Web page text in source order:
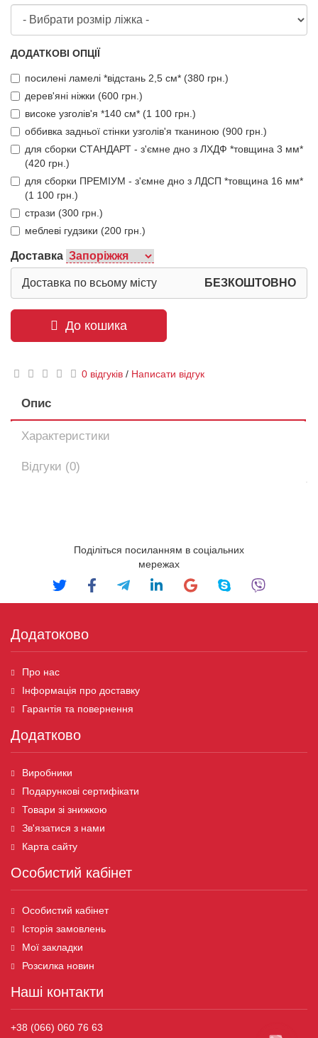
ДОДАТКОВІ ОПЦІЇ
посилені ламелі *відстань 2,5 см* (380 грн.)
дерев'яні ніжки (600 грн.)
високе узголів'я *140 см* (1 100 грн.)
оббивка задньої стінки узголів'я тканиною (900 грн.)
для сборки СТАНДАРТ - з'ємне дно з ЛХДФ *товщина 3 мм*
(420 грн.)
для сборки ПРЕМІУМ - з'ємне дно з ЛДСП *товщина 16 мм*
(1 100 грн.)
стрази (300 грн.)
меблеві гудзики (200 грн.)
Доставка
Доставка по всьому місту БЕЗКОШТОВНО
До кошика
0 відгуків / Написати відгук
Опис
Характеристики
Відгуки (0)
Поділіться посиланням в соціальних
мережах
Додатоково
Про нас
Інформація про доставку
Гарантія та повернення
Додатково
Виробники
Подарункові сертифікати
Товари зі знижкою
Зв'язатися з нами
Карта сайту
Особистий кабінет
Особистий кабінет
Історія замовлень
Мої закладки
Розсилка новин
Наші контакти
+38 (066) 060 76 63